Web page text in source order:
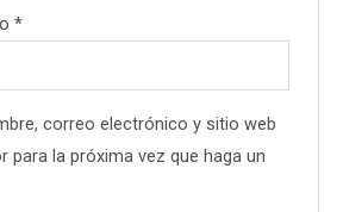
*
correo electrónico y sitio web
para la próxima vez que haga un